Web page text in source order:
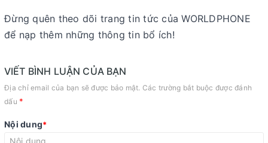
Đừng quên theo dõi trang tin tức của WORLDPHONE
để nạp thêm những thông tin bổ ích!
VIẾT BÌNH LUẬN CỦA BẠN
Địa chỉ email của bạn sẽ được bảo mật. Các trường bắt buộc được đánh
dấu *
Nội dung*